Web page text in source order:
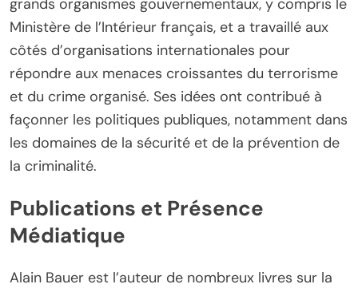
Ministère de l’Intérieur français, et a travaillé aux
côtés d’organisations internationales pour
répondre aux menaces croissantes du terrorisme
et du crime organisé. Ses idées ont contribué à
façonner les politiques publiques, notamment dans
les domaines de la sécurité et de la prévention de
la criminalité.
Publications et Présence
Médiatique
Alain Bauer est l’auteur de nombreux livres sur la